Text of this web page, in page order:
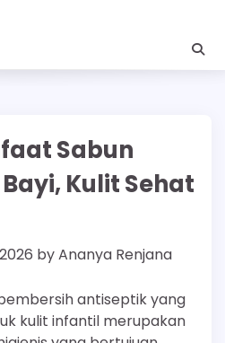
Sabun
Kulit Sehat
byAnanya Renjana
antiseptik yang
kulit infantil merupakan